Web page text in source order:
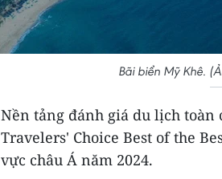
Bãi biển Mỹ Khê.
Nền tảng đánh giá du lịch toàn
Travelers' Choice Best of the
vực châu Á năm 2024.